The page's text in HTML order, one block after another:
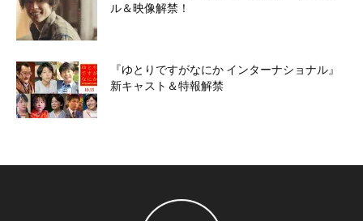
ル＆映像解禁！
『ゆとりですがなにか インターナショナル』
新キャスト＆特報解禁